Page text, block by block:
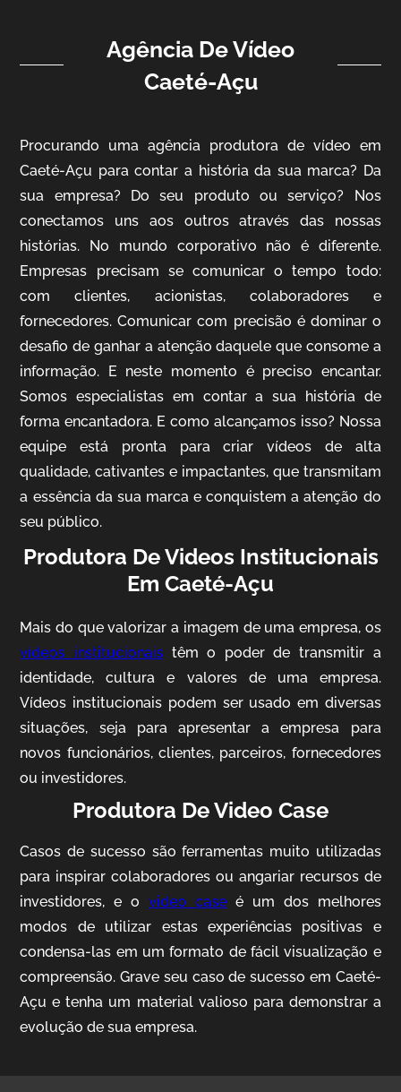
Vídeo Institucional
IQVIA
Cobertura de Eventos
Mosaic
Agência De Vídeo
Caeté-Açu
Procurando uma agência produtora de vídeo em
Caeté-Açu para contar a história da sua marca? Da
sua empresa? Do seu produto ou serviço? Nos
conectamos uns aos outros através das nossas
histórias. No mundo corporativo não é diferente.
Empresas precisam se comunicar o tempo todo:
com clientes, acionistas, colaboradores e
fornecedores. Comunicar com precisão é dominar o
desafio de ganhar a atenção daquele que consome a
informação. E neste momento é preciso encantar.
Somos especialistas em contar a sua história de
forma encantadora. E como alcançamos isso? Nossa
equipe está pronta para criar vídeos de alta
qualidade, cativantes e impactantes, que transmitam
a essência da sua marca e conquistem a atenção do
seu público.
Produtora De Videos Institucionais
Em Caeté-Açu
Mais do que valorizar a imagem de uma empresa, os
vídeos institucionais têm o poder de transmitir a
identidade, cultura e valores de uma empresa.
Vídeos institucionais podem ser usado em diversas
situações, seja para apresentar a empresa para
novos funcionários, clientes, parceiros, fornecedores
ou investidores.
Produtora De Video Case
Casos de sucesso são ferramentas muito utilizadas
para inspirar colaboradores ou angariar recursos de
investidores, e ovideo case é um dos melhores
modos de utilizar estas experiências positivas e
condensa-las em um formato de fácil visualização e
compreensão. Grave seu caso de sucesso em Caeté-
Açu e tenha um material valioso para demonstrar a
evolução de sua empresa.